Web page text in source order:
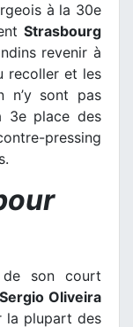
à la 30e
Strasbourg
revenir à
recoller et les
n’y sont pas
3e place des
pressing
de son court
Sergio Oliveira
la plupart des